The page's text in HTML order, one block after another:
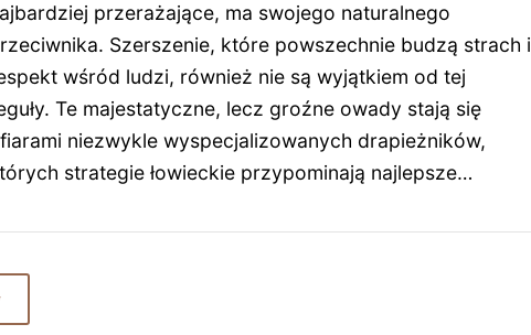
przerażające, ma swojego naturalnego
Szerszenie, które powszechnie budzą strach i
wśród ludzi, również nie są wyjątkiem od tej
Te majestatyczne, lecz groźne owady stają się
niezwykle wyspecjalizowanych drapieżników,
strategie łowieckie przypominają najlepsze…